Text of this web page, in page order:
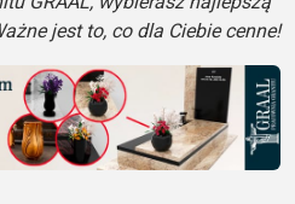
jest to, co dla Ciebie cenne!